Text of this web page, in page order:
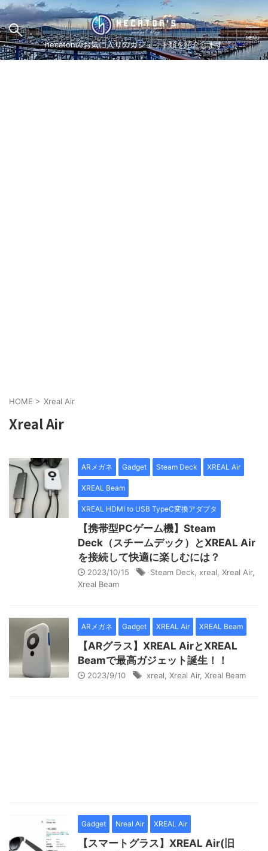
hecatonのお気に入りのガジェット類を紹介します
HOME > Xreal Air
Xreal Air
ARメガネ Gadget Steam Deck XREAL Air
XREAL Beam
XREAL HDMI to USB TypeC変換アダプタ
【携帯型PCゲーム機】Steam
Deck（スチームデック）とXREAL Air
を接続して快適に楽しむには？
2023/10/15 Steam Deck xreal Xreal Air,
Xreal Beam
ARメガネ Gadget XREAL Air XREAL Beam
【ARグラス】XREAL AirとXREAL
Beamで最高ガジェット誕生！！
2023/9/10 xreal Xreal Air, Xreal Beam
Gadget Nreal Air XREAL Air
【スマートグラス】XREAL Air(旧